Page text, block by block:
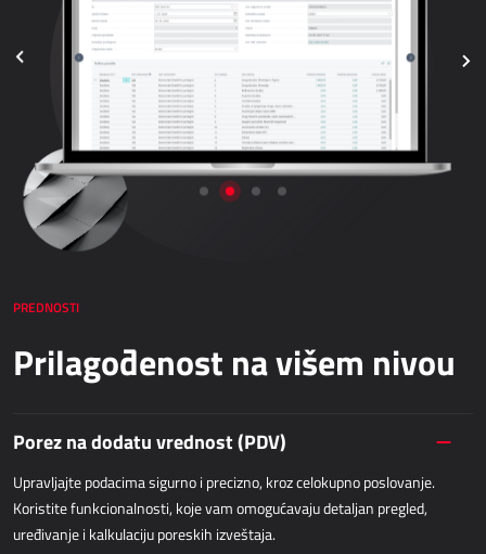
Dynamics 365 Business Central
Power Display
Netronic - VAPS
NABAVKA
Dynamics 365 Business Central
Kepion
TERENSKI RAD
AllForFieldSales
PREDNOSTI
Prilagođenost na višem nivou
Porez na dodatu vrednost (PDV)
Upravljajte podacima sigurno i precizno, kroz celokupno poslovanje.
Koristite funkcionalnosti, koje vam omogućavaju detaljan pregled,
uređivanje i kalkulaciju poreskih izveštaja.